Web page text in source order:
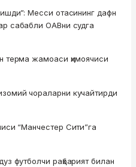
Месси отасининг дафн
сабабли ОАВни судга
терма жамоаси ҳимоячиси
чораларни кучайтирди
“Манчестер Сити”га
футболчи раҳбарият билан